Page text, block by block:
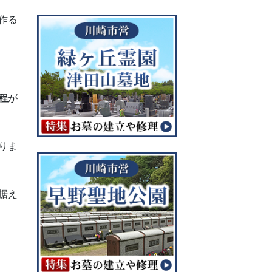
る
が
ま
え